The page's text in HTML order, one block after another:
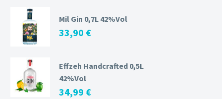
Mil Gin 0,7L 42%Vol
33,90 €
Effzeh Handcrafted 0,5L
42%Vol
34,99 €